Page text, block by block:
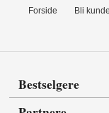
Forside Bli kunde
Bestselgere